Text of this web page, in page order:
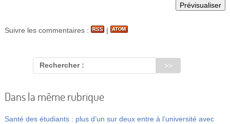
Suivre les commentaires : |
Rechercher :
Dans la même rubrique
Santé des étudiants : plus d’un sur deux entre à l’université avec